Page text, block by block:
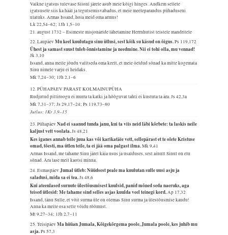
Vaikne igatsus tulevase Siioni järele asub meie kõigi hinges. Andkem sellele
igatsusele siis ka hääl ja tegutsemisvabadus, et meie meeleparandus pühaduseni
ulatuks. Armas Issand, hoia meid oma armus!
Lk 22,54–62; 1Jh 1,5–10
21. august 1732 – Esimeste misjonäride lähetamine Herrnhutist teistele mandritele
22. LaupäevMu keel kuulutagu sinu ütlusi, sest kõik su käsud on õigus.Ps 119,172
Ühest ja samast suust tuleb õnnistamine ja needmine. Nii ei tohi olla, mu vennad!
Jk 3,10
Issand, anna meile jõudu valitseda oma keelt, et meie öeldud sõnad ka mitte kogemata
Sinu nimele varju ei heidaks.
Mk 7,24–30; 1Jh 2,1–6
12. PÜHAPÄEV PÄRAST KOLMAINUPÜHA
Rudjutud pilliroogu ei murra ta katki ja hõõguvat tahti ei kustuta ta ära.Js 42,3a
Mk 7,31–37; Js 29,17–24; Ps 119,73–80
Jutlus: 1Kr 3,9–15
23. PühapäevNad ei saanud tunda janu, kui ta viis neid läbi kõrbete: ta laskis neile
kaljust vett voolata.Js 48,21
Kes iganes annab teile juua kas või karikatäie vett, sellepärast et te olete Kristuse
omad, tõesti, ma ütlen teile, ta ei jää oma palgast ilma.Mk 9,41
Armas Issand, me tahame Sinu järel käia usus ja usalduses, sest ainult Sinul on elu
sõnad. Ära lase meil kaotsi minna.
24. EsmaspäevJumal ütleb: Nüüdsest peale ma kuulutan sulle uusi asju ja
saladusi, mida sa ei tea.Js 48,6
Kui ateenlased surnute ülestõusmisest kuulsid, panid mõned seda naeruks, aga
teised ütlesid: Me tahame sind selles asjas kuulda veel teinegi kord.Ap 17,32
Issand, tänu Sulle, et võit surma üle on olemas Sinu surma ja ülestõusmise kaudu!
Anna ka meile osa selle võidu rõõmust.
Mt 9,27–34; 1Jh 2,7–11
25. TeisipäevMa hüüan Jumala, Kõigekõrgema poole, Jumala poole, kes juhib mu
asja.Ps 57,3